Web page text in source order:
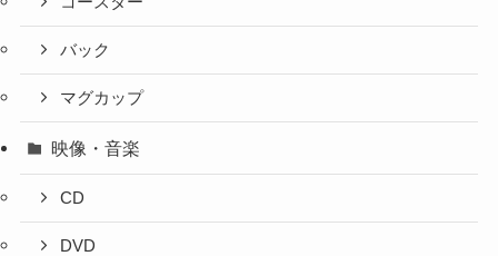
バック
マグカップ
映像・音楽
CD
DVD